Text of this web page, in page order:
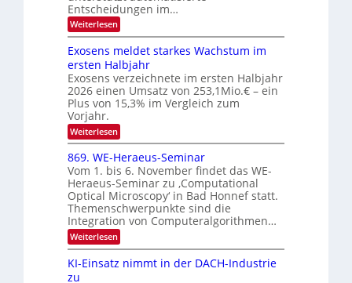
a
l
k
s
r
V
I
S
I
O
N
2
0
2
6
l
e
k
t
r
o
n
k
-
u
n
d
B
i
l
d
v
Entscheidungen im…
Weiterlesen:
W
n
n
d
i
e
K
I
m
i
t
d
e
n
k
t
Exosens meldet starkes Wachstum im
ersten Halbjahr
Exosens verzeichnete im ersten Halbjahr
2026 einen Umsatz von 253,1Mio.€ – ein
Plus von 15,3% im Vergleich zum
Vorjahr.
Weiterlesen:
E
x
o
s
e
n
s
m
e
l
d
e
869. WE-Heraeus-Seminar
Vom 1. bis 6. November findet das WE-
Heraeus-Seminar zu ‚Computational
Optical Microscopy‘ in Bad Honnef statt.
Themenschwerpunkte sind die
Integration von Computeralgorithmen…
Weiterlesen:
8
9
KI-Einsatz nimmt in der DACH-Industrie
zu